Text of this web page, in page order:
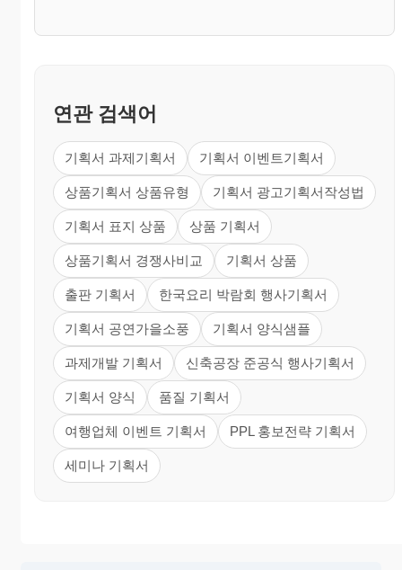
연관 검색어
기획서 과제기획서 기획서 이벤트기획서
상품기획서 상품유형 기획서 광고기획서작성법
기획서 표지 상품 상품 기획서
상품기획서 경쟁사비교 기획서 상품
출판 기획서 한국요리 박람회 행사기획서
기획서 공연가을소풍 기획서 양식샘플
과제개발 기획서 신축공장 준공식 행사기획서
기획서 양식 품질 기획서
여행업체 이벤트 기획서 PPL 홍보전략 기획서
세미나 기획서